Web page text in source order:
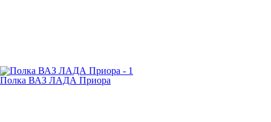
Полка ВАЗ ЛАДА Приора